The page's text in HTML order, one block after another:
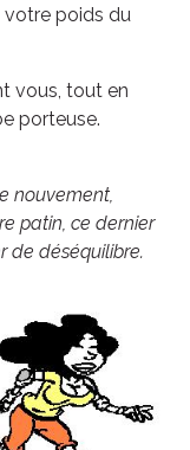
votre poids du
vous, tout en
porteuse.
nouvement,
patin, ce dernier
de déséquilibre.